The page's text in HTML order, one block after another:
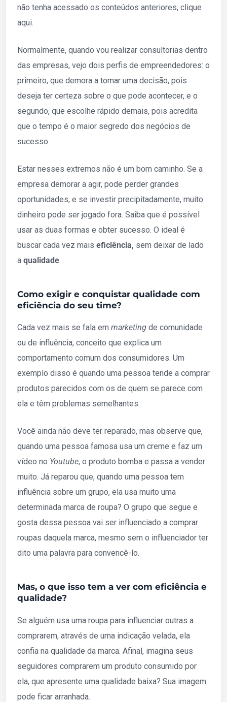
não tenha acessado os conteúdos anteriores, clique
aqui.
Normalmente, quando vou realizar consultorias dentro
das empresas, vejo dois perfis de empreendedores: o
primeiro, que demora a tomar uma decisão, pois
deseja ter certeza sobre o que pode acontecer, e o
segundo, que escolhe rápido demais, pois acredita
que o tempo é o maior segredo dos negócios de
sucesso.
Estar nesses extremos não é um bom caminho. Se a
empresa demorar a agir, pode perder grandes
oportunidades, e se investir precipitadamente, muito
dinheiro pode ser jogado fora. Saiba que é possível
usar as duas formas e obter sucesso. O ideal é
buscar cada vez mais eficiência, sem deixar de lado
a qualidade.
Como exigir e conquistar qualidade com
eficiência do seu time?
Cada vez mais se fala em marketing de comunidade
ou de influência, conceito que explica um
comportamento comum dos consumidores. Um
exemplo disso é quando uma pessoa tende a comprar
produtos parecidos com os de quem se parece com
ela e têm problemas semelhantes.
Você ainda não deve ter reparado, mas observe que,
quando uma pessoa famosa usa um creme e faz um
vídeo no Youtube, o produto bomba e passa a vender
muito. Já reparou que, quando uma pessoa tem
influência sobre um grupo, ela usa muito uma
determinada marca de roupa? O grupo que segue e
gosta dessa pessoa vai ser influenciado a comprar
roupas daquela marca, mesmo sem o influenciador ter
dito uma palavra para convencê-lo.
Mas, o que isso tem a ver com eficiência e
qualidade?
Se alguém usa uma roupa para influenciar outras a
comprarem, através de uma indicação velada, ela
confia na qualidade da marca. Afinal, imagina seus
seguidores comprarem um produto consumido por
ela, que apresente uma qualidade baixa? Sua imagem
pode ficar arranhada.